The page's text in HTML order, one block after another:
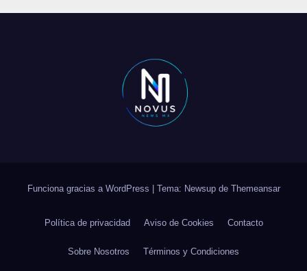
Funciona gracias a WordPress Tema: Newsup de Themeansar
Política de privacidad Aviso de Cookies Contacto
Sobre Nosotros Términos y Condiciones